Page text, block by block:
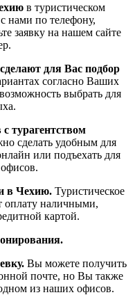
в туристическом
нами по телефону,
заявку на нашем сайте
для Вас подбор
согласно Ваших
выбрать для
турагентством
сделать удобным для
или подъехать для
в Чехию. Туристическое
оплату наличными,
картой.
Вы можете получить
почте, но Вы также
из наших офисов.